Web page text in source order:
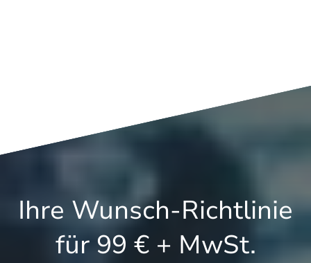
Ihre Wunsch-Richtlinie
für 99 € + MwSt.